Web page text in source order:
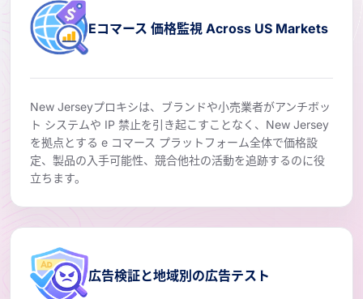
Eコマース 価格監視 Across US Markets
New Jerseyプロキシは、ブランドや小売業者がアンチボッ
ト システムや IP 禁止を引き起こすことなく、New Jersey
を拠点とする e コマース プラットフォーム全体で価格設
定、製品の入手可能性、競合他社の活動を追跡するのに役
立ちます。
広告検証と地域別の広告テスト